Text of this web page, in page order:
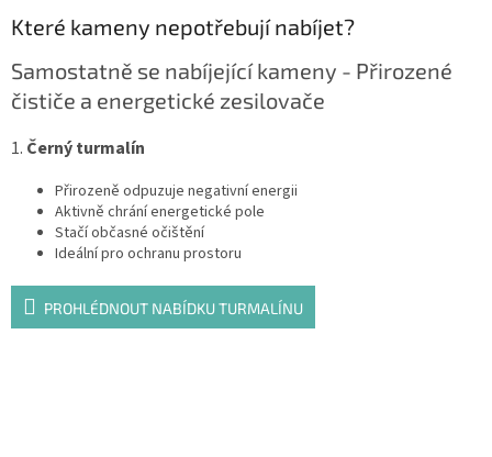
Které kameny nepotřebují nabíjet?
Samostatně se nabíjející kameny - Přirozené
čističe a energetické zesilovače
1. Černý turmalín
Přirozeně odpuzuje negativní energii
Aktivně chrání energetické pole
Stačí občasné očištění
Ideální pro ochranu prostoru
PROHLÉDNOUT NABÍDKU TURMALÍNU